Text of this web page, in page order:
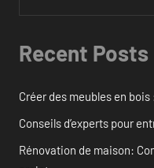
Recent Posts
Créer des meubles en
Conseils d’experts pour
Rénovation de maison: